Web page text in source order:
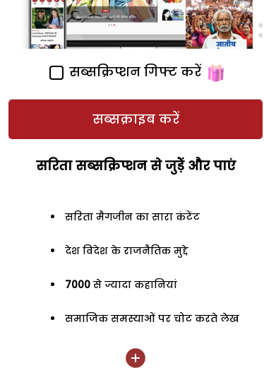
सब्सक्रिप्शन गिफ्ट करें
सब्सक्राइब करें
सरिता सब्सक्रिप्शन से जुड़ेें और पाएं
सरिता मैगजीन का सारा कंटेंट
देश विदेश के राजनैतिक मुद्दे
7000 से ज्यादा कहानियां
समाजिक समस्याओं पर चोट करते लेख